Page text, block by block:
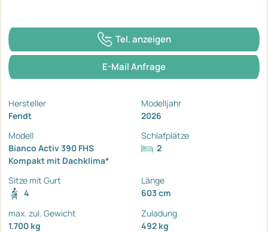
Tel. anzeigen
E-Mail Anfrage
Hersteller
Fendt
Modelljahr
2026
Modell
Bianco Activ 390 FHS
Kompakt mit Dachklima*
Schlafplätze
2
Sitze mit Gurt
4
Länge
603 cm
max. zul. Gewicht
1.700 kg
Zuladung
492 kg